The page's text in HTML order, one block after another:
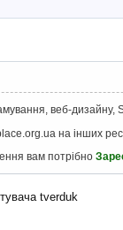
веб-дизайну,
на інших
вам потрібно
tverduk